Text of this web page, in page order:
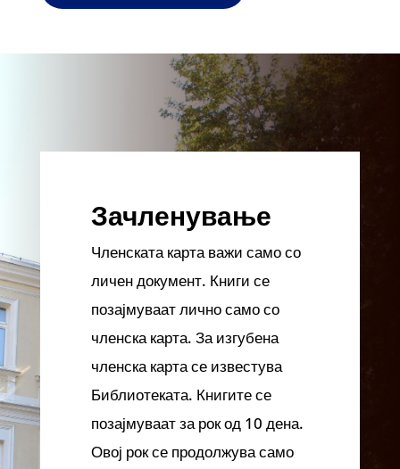
Зачленување
Членската карта важи само со
личен документ. Книги се
позајмуваат лично само со
членска карта. За изгубена
членска карта се известува
Библиотеката. Книгите се
позајмуваат за рок од 10 дена.
Овој рок се продолжува само